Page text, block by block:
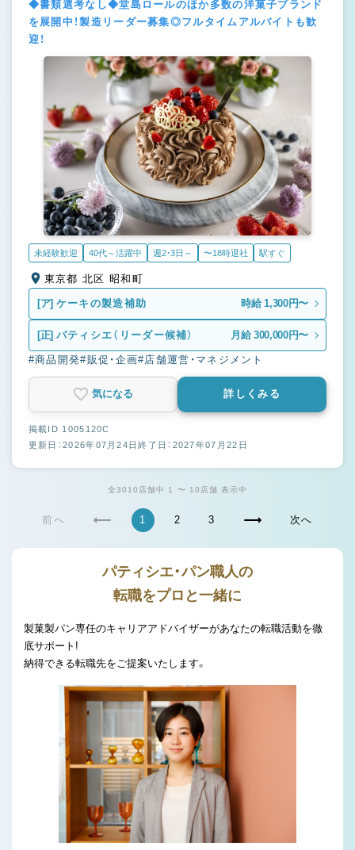
◆書類選考なし◆堂島ロールのほか多数の洋菓子ブランド
を展開中！製造リーダー募集◎フルタイムアルバイトも歓
迎！
未経験歓迎 40代～活躍中 週2・3日～ 〜18時退社 駅すぐ
東京都 北区 昭和町
[ア] ケーキの製造補助 時給 1,300円〜
[正] パティシエ（リーダー候補） 月給 300,000円〜
#商品開発#販促・企画#店舗運営・マネジメント
気になる 詳しくみる
掲載ID 1005120C
更新日：2026年07月24日終了日：2027年07月22日
全3010店舗中 1 〜 10店舗 表示中
前へ 1 2 3 次へ
パティシエ・パン職人の
転職をプロと一緒に
製菓製パン専任のキャリアアドバイザーがあなたの転職活動を徹
底サポート!
納得できる転職先をご提案いたします。